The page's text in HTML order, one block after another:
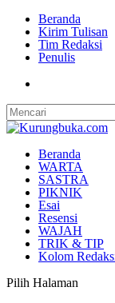
Beranda
Kirim Tulisan
Tim Redaksi
Penulis
Beranda
WARTA
SASTRA
PIKNIK
Esai
Resensi
WAJAH
TRIK & TIP
Kolom
Pilih Halaman